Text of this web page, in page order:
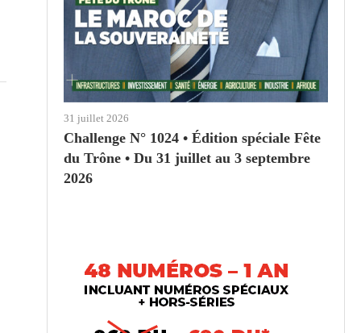
31 juillet 2026
Challenge N° 1024 • Édition spéciale Fête
du Trône • Du 31 juillet au 3 septembre
2026